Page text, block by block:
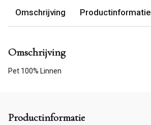
Omschrijving Productinformatie
Omschrijving
Pet 100% Linnen
Productinformatie